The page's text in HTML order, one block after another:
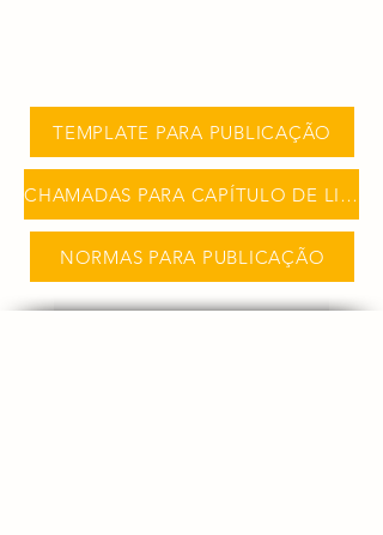
TEMPLATE PARA PUBLICAÇÃO
CHAMADAS PARA CAPÍTULO DE LIVRO
NORMAS PARA PUBLICAÇÃO